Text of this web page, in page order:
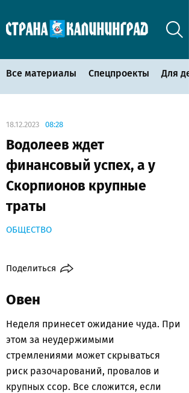
Все материалы Спецпроекты Для
18.12.2023 08:28
Водолеев ждет
финансовый успех, а у
Скорпионов крупные
траты
ОБЩЕСТВО
Поделиться
Овен
Неделя принесет ожидание чуда. При
этом за неудержимыми
стремлениями может скрываться
риск разочарований, провалов и
крупных ссор. Все сложится, если